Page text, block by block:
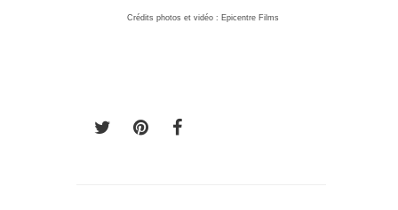
Crédits photos et vidéo : Epicentre Films